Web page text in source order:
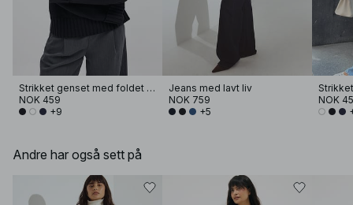
Strikket genset med foldet erme
NOK 459
+9
Jeans med lavt liv
NOK 759
+5
NOK
Andre har også sett på